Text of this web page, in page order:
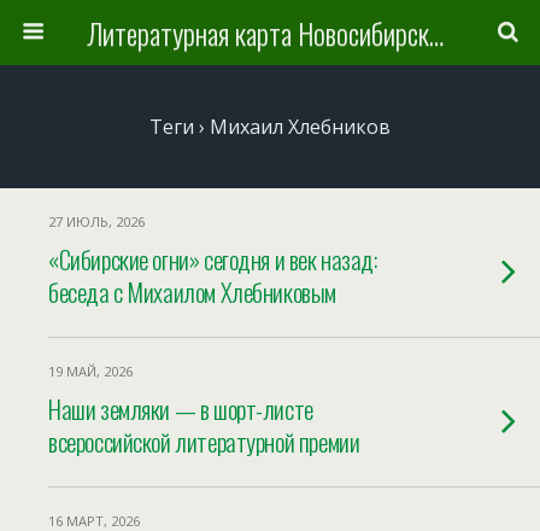
Литературная карта Новосибирска и Новосибирской области
Теги › Михаил Хлебников
27 ИЮЛЬ, 2026
«Сибирские огни» сегодня и век назад:
беседа с Михаилом Хлебниковым
19 МАЙ, 2026
Наши земляки — в шорт-листе
всероссийской литературной премии
16 МАРТ, 2026